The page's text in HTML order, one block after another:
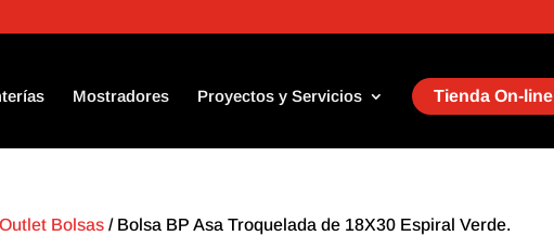
Mostradores Proyectos y Servicios Tienda On-line
Outlet Bolsas / Bolsa BP Asa Troquelada de 18X30 Espiral Verde.